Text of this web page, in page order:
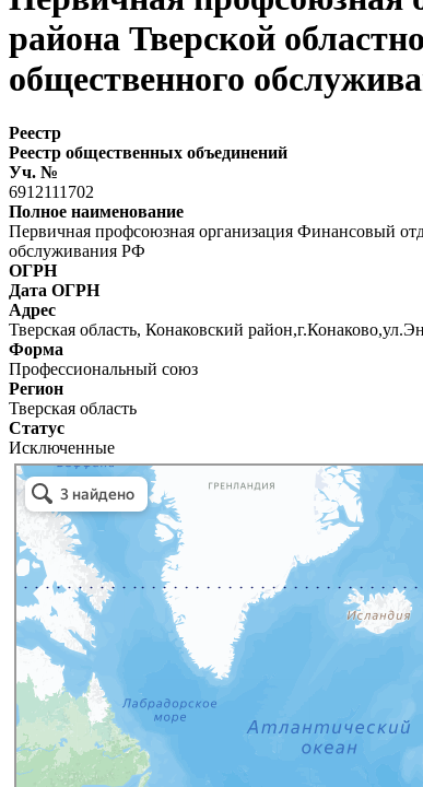
района Тверской
общественного
Реестр
Реестр общественных объединений
Уч. №
6912111702
Полное наименование
Первичная профсоюзная организация Финансовый
обслуживания РФ
ОГРН
Дата ОГРН
Адрес
Тверская область, Конаковский
Форма
Профессиональный союз
Регион
Тверская область
Статус
Исключенные